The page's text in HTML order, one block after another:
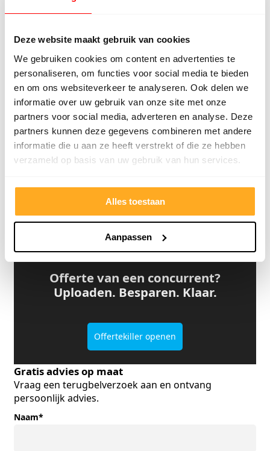
Deze website maakt gebruik van cookies
We gebruiken cookies om content en advertenties te
personaliseren, om functies voor social media te bieden
en om ons websiteverkeer te analyseren. Ook delen we
informatie over uw gebruik van onze site met onze
partners voor social media, adverteren en analyse. Deze
partners kunnen deze gegevens combineren met andere
informatie die u aan ze heeft verstrekt of die ze hebben
verzameld op basis van uw gebruik van hun services.
Alles toestaan
Aanpassen
4.8/5 24.553 reviews
Bekijk klantverhalen
Offerte van een concurrent?
Uploaden. Besparen. Klaar.
Offertekiller openen
Gratis advies op maat
Vraag een terugbelverzoek aan en ontvang
persoonlijk advies.
Naam*